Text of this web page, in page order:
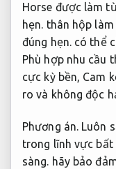
Horse được làm
hẹn. thân hộp
đúng hẹn.có thể
Phù hợp nhu cầu
cực kỳ bền, Cam
ro và không độc
Phương án. Luôn
trong lĩnh vực bất
sàng. hãy bảo